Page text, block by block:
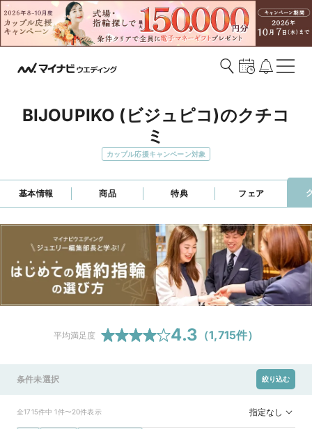
BIJOUPIKO (ビジュピコ)のクチコ
ミ
カップル応援キャンペーン対象
基本情報 商品 特典 フェア
平均満足度 4.3 （1,715件）
条件未選択 絞り込む
全1715件中 1件〜20件表示 指定なし